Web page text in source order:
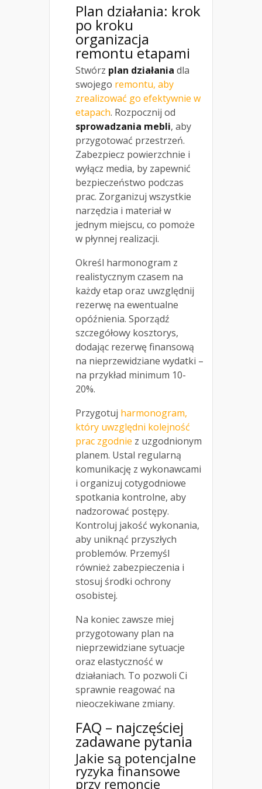
Plan działania: krok
po kroku
organizacja
remontu etapami
Stwórz plan działania dla
swojego remontu, aby
zrealizować go efektywnie w
etapach. Rozpocznij od
sprowadzania mebli, aby
przygotować przestrzeń.
Zabezpiecz powierzchnie i
wyłącz media, by zapewnić
bezpieczeństwo podczas
prac. Zorganizuj wszystkie
narzędzia i materiał w
jednym miejscu, co pomoże
w płynnej realizacji.
Określ harmonogram z
realistycznym czasem na
każdy etap oraz uwzględnij
rezerwę na ewentualne
opóźnienia. Sporządź
szczegółowy kosztorys,
dodając rezerwę finansową
na nieprzewidziane wydatki –
na przykład minimum 10-
20%.
Przygotuj harmonogram,
który uwzględni kolejność
prac zgodnie z uzgodnionym
planem. Ustal regularną
komunikację z wykonawcami
i organizuj cotygodniowe
spotkania kontrolne, aby
nadzorować postępy.
Kontroluj jakość wykonania,
aby uniknąć przyszłych
problemów. Przemyśl
również zabezpieczenia i
stosuj środki ochrony
osobistej.
Na koniec zawsze miej
przygotowany plan na
nieprzewidziane sytuacje
oraz elastyczność w
działaniach. To pozwoli Ci
sprawnie reagować na
nieoczekiwane zmiany.
FAQ – najczęściej
zadawane pytania
Jakie są potencjalne
ryzyka finansowe
przy remoncie